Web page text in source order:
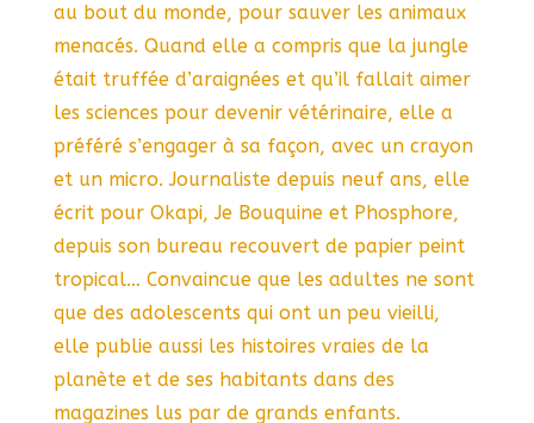
au bout du monde, pour sauver les animaux
menacés. Quand elle a compris que la jungle
était truffée d’araignées et qu’il fallait aimer
les sciences pour devenir vétérinaire, elle a
préféré s’engager à sa façon, avec un crayon
et un micro. Journaliste depuis neuf ans, elle
écrit pour Okapi, Je Bouquine et Phosphore,
depuis son bureau recouvert de papier peint
tropical… Convaincue que les adultes ne sont
que des adolescents qui ont un peu vieilli,
elle publie aussi les histoires vraies de la
planète et de ses habitants dans des
magazines lus par de grands enfants.